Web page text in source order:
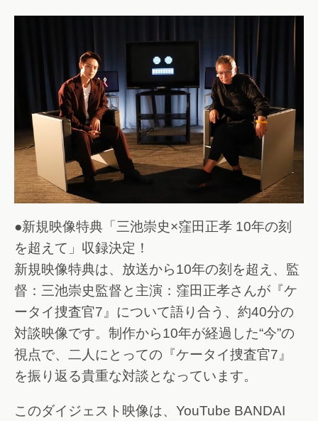
●新規映像特典「三池崇史×窪田正孝 10年の刻
を超えて」収録決定！
新規映像特典は、放送から10年の刻を超え、監
督：三池崇史監督と主演：窪田正孝さんが『ケ
ータイ捜査官7』について語り合う、約40分の
対談映像です。制作から10年が経過した“今”の
視点で、二人にとっての『ケータイ捜査官7』
を振り返る貴重な対談となっています。
このダイジェスト映像は、YouTube BANDAI